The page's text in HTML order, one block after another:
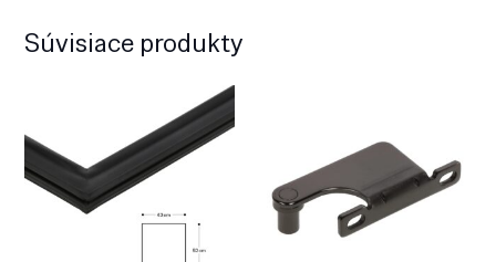
Súvisiace produkty